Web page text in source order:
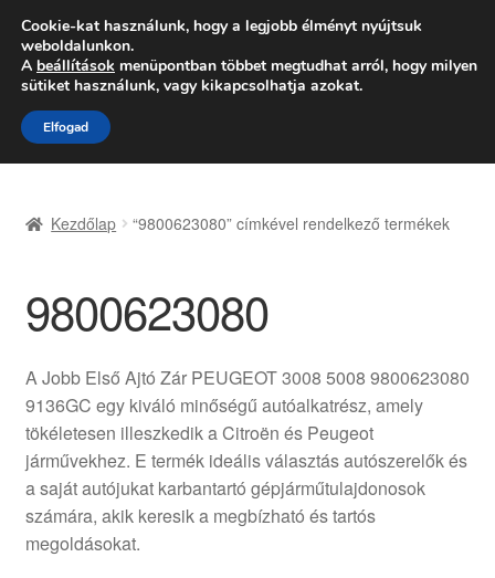
SZÁLLÍTÁS 2618 Ft-tól
Hétfő-Péntek 9:00–16:0006 80 088 054
Ugrás
a
navigációhoz
Kilépés
a
tartalomba
Adatvédelmi irányelvek
Felhasználási feltételek
Kifizetések
Panasz
Panaszkezelési szabályzat
Kezdőlap “9800623080” címkével rendelkező termékek
9800623080
A Jobb Első Ajtó Zár PEUGEOT 3008 5008 9800623080
9136GC egy kiváló minőségű autóalkatrész, amely
tökéletesen illeszkedik a Citroën és Peugeot
járművekhez. E termék ideális választás autószerelők és
a saját autójukat karbantartó gépjárműtulajdonosok
számára, akik keresik a megbízható és tartós
megoldásokat.
Cookie-kat használunk, hogy a legjobb élményt nyújtsuk
weboldalunkon.
A beállítások menüpontban többet megtudhat arról, hogy milyen
sütiket használunk, vagy kikapcsolhatja azokat.
Elfogad